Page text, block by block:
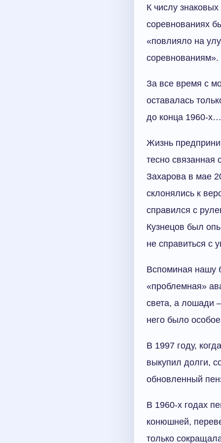
К числу
соревнованиях
«повлияло на
соревнованиям».
За все время с
оставалась
до конца 1960-х…
Жизнь
тесно
Захарова в мае
склонялись к
справился с
Кузнецов был
не справиться с
Вспоминая нашу
«проблемная»
света, а лошади
него было
В 1997 году,
выкупил долги,
обновленный
В 1960-х годах
конюшней,
только